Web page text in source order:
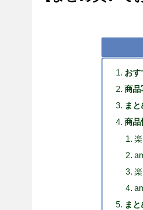
お
商品
ま
商品
まと